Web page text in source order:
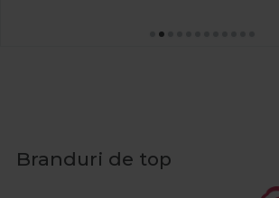
Branduri de top